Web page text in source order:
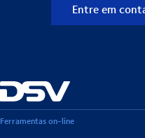
Entre em
Ferramentas on-line